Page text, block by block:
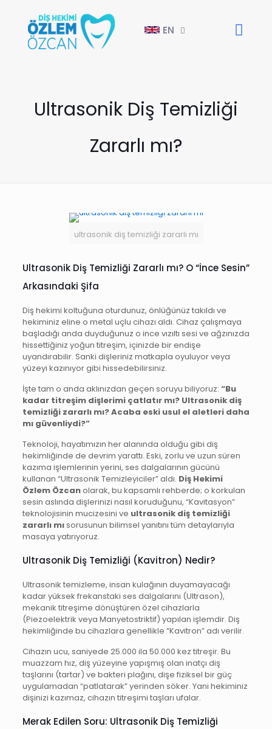
EN
Ultrasonik Diş Temizliği
Zararlı mı?
ultrasonik diş temizliği zararlı mı
Ultrasonik Diş Temizliği Zararlı mı? O “İnce Sesin”
Arkasındaki Şifa
Diş hekimi koltuğuna oturdunuz, önlüğünüz takıldı ve
hekiminiz eline o metal uçlu cihazı aldı. Cihaz çalışmaya
başladığı anda duyduğunuz o ince vızıltı sesi ve ağzınızda
hissettiğiniz yoğun titreşim, içinizde bir endişe
uyandırabilir. Sanki dişleriniz matkapla oyuluyor veya
yüzeyi kazınıyor gibi hissedebilirsiniz.
İşte tam o anda aklınızdan geçen soruyu biliyoruz: “Bu
kadar titreşim dişlerimi çatlatır mı? Ultrasonik diş
temizliği zararlı mı? Acaba eski usul el aletleri daha
mı güvenliydi?”
Teknoloji, hayatımızın her alanında olduğu gibi diş
hekimliğinde de devrim yarattı. Eski, zorlu ve uzun süren
kazıma işlemlerinin yerini, ses dalgalarının gücünü
kullanan “Ultrasonik Temizleyiciler” aldı. Diş Hekimi
Özlem Özcanolarak, bu kapsamlı rehberde; o korkulan
sesin aslında dişlerinizi nasıl koruduğunu, “Kavitasyon”
teknolojisinin mucizesini ve ultrasonik diş temizliği
zararlı mısorusunun bilimsel yanıtını tüm detaylarıyla
masaya yatırıyoruz.
Ultrasonik Diş Temizliği (Kavitron) Nedir?
Ultrasonik temizleme, insan kulağının duyamayacağı
kadar yüksek frekanstaki ses dalgalarını (Ultrason),
mekanik titreşime dönüştüren özel cihazlarla
(Piezoelektrik veya Manyetostriktif) yapılan işlemdir. Diş
hekimliğinde bu cihazlara genellikle “Kavitron” adı verilir.
Cihazın ucu, saniyede 25.000 ila 50.000 kez titreşir. Bu
muazzam hız, diş yüzeyine yapışmış olan inatçı diş
taşlarını (tartar) ve bakteri plağını, dişe fiziksel bir güç
uygulamadan “patlatarak” yerinden söker. Yani hekiminiz
dişinizi kazımaz, cihazın titreşimi taşları ufalar.
Merak Edilen Soru: Ultrasonik Diş Temizliği